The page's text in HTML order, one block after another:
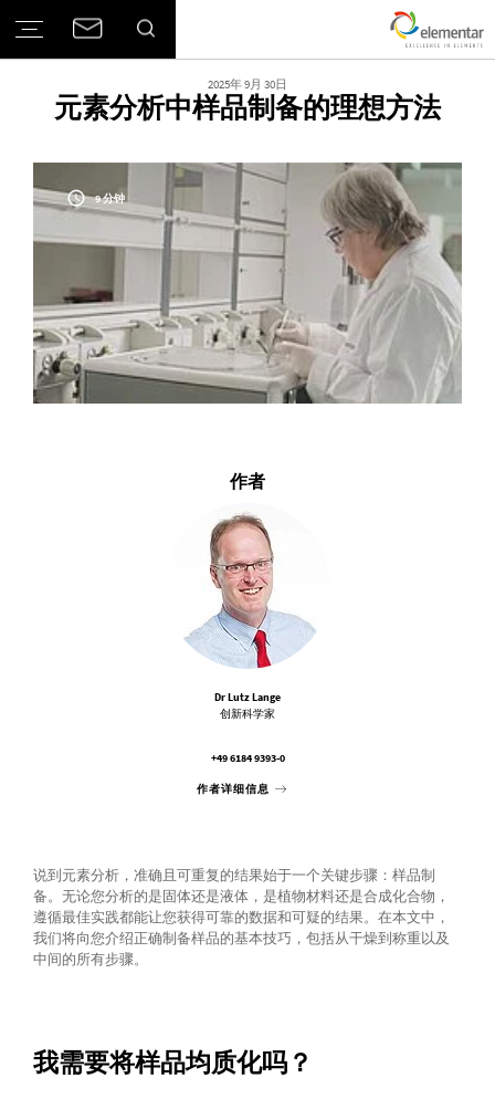
2025年 9月 30日
元素分析中样品制备的理想方法
9 分钟
作者
Dr Lutz Lange
创新科学家
+49 6184 9393-0
作者详细信息
说到元素分析，准确且可重复的结果始于一个关键步骤：样品制
备。无论您分析的是固体还是液体，是植物材料还是合成化合物，
遵循最佳实践都能让您获得可靠的数据和可疑的结果。在本文中，
我们将向您介绍正确制备样品的基本技巧，包括从干燥到称重以及
中间的所有步骤。
我需要将样品均质化吗？